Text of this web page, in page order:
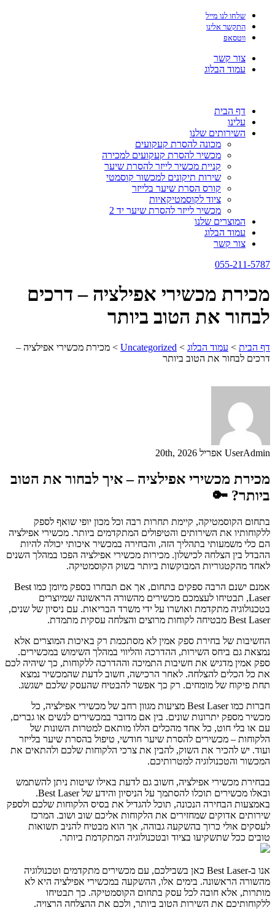
שלחו לנו מייל
התקשר אלינו
ווטסאפ
צור קשר
עמוד הבלוג
דף הבית
עלינו
השירותים שלנו
מכונה להסרת קעקועים
מכשיר להסרת קעקועים למכירה
קניית מכשיר לייזר להסרת שיער
שירות תיקונים למכשור קוסמטי
קורס הסרת שיער בלייזר
ציוד לקוסמטיקאיות
מכשיר לייזר להסרת שיער יד 2
המוצרים שלנו
עמוד הבלוג
צור קשר
055-211-5787
מכירת מכשירי אפילציה – דרכים
לבחור את הטוב ביותר
דף הבית > עמוד הבלוג >
Uncategorized
> מכירת מכשירי אפילציה –
דרכים לבחור את הטוב ביותר
UserAdmin אפריל 20th, 2026
מכירת מכשירי אפילציה – איך לבחור את הטוב
ביותר? 🔑
בתחום הקוסמטיקה, קיימת תחרות רבה וכל מכון יופי שואף לספק
ללקוחותיו את השירותים והטיפולים המתקדמים ביותר. מכשירי אפילציה
הם כלי משמעותי בתהליך הזה, והבחירה במכשיר איכותי יכולה להיות
ההבדל בין הצלחה לכישלון. מכירות מכשירי אפילציה הפכו במהלך השנים
לאחד מהקטגוריות המבוקשות ביותר בשוק הקוסמטיקה.
אמנם ישנם הרבה ספקים בתחום, אך אם תבחרו בספק מיומן כמו Best
Laser, תבטיחו לעצמכם מכשירים מהשורה הראשונה שמיוצרים
בטכנולוגיה מתקדמת ואושרו על ידי משרד הבריאות. עם ניסיון של שנים,
Best Laser מבטיחה לקוחות מרוצים והצלחה עסקית מתמדת.
החשיבות של בחירת ספק אמין לא מסתכמת רק באיכות המוצרים אלא
נמצאת גם ביחס השירות, ההדרכה והליווי במהלך השימוש במכשירים.
ספק אמין מדגיש את חשיבות התמיכה וההדרכה ללקוחות, כך שיהיה לכם
את כל הכלים להצלחה. לאחר הרכישה, חשוב לדעת שהמכשיר נמצא
תחת פיקוח של מומחים. רק כך אפשר להבטיח שהעסק שלכם ישגשג.
חברות כמו Best Laser מציעות מגוון רחב של מכשירי אפילציה, כל
מכשיר מספק יתרונות שונים. בין אם מדובר במכשירים לנשים או גברים,
עם או בלי חוט, כל אחד מהכלים הללו מותאם למטרות השונות של
הלקוחות – מכשירים להסרת שיער חודשי, טיפול בהסרת שיער בלייזר
ועוד. יש להכיר את השוק, להבין את צרכי הלקוחות שלכם ולהתאים את
המכשור והטכנולוגיה למטרותיכם.
בבחירת מכשירי אפילציה, חשוב גם לדעת באילו שיטות ניתן להשתמש
ובאלו מכשירים תוכלו להסתמך על הניסיון והידע של Best Laser.
באמצעות הבחירה הנכונה, תוכל להגדיל את בסיס הלקוחות שלכם ולספק
שירותים אדוקים שמחזירים את הלקוחות אליכם שוב ושוב. המרכז
לעסקים אולי כרוך בהשקעה גבוהה, אך הוא מבטיח להניב תשואות
טובים ככל שתשקיעו בציוד ובטכנולוגיה המתקדמת ביותר.
אנו ב-Best Laser כאן בשבילכם, עם מכשירים מתקדמים וטכנולוגיה
מהשורה הראשונה. בימים אלו, ההשקעה במכשירי אפילציה היא לא
מותרות, אלא חובה לכל עסק בתחום הקוסמטיקה. כך תבטיחו
ללקוחותיכם את השירות הטוב ביותר, ולכם את ההצלחה הרצויה.